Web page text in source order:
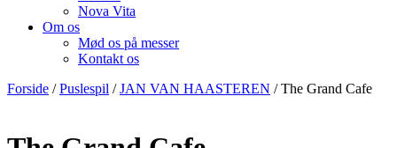
Nova Vita
Om os
Mød os på messer
Kontakt os
Forside /Puslespil /JAN VAN HAASTEREN / The Grand Cafe